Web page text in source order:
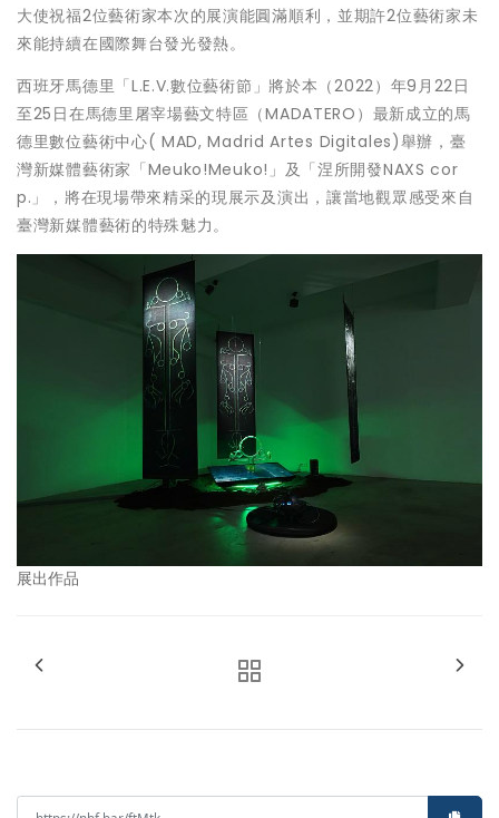
大使祝福2位藝術家本次的展演能圓滿順利，並期許2位藝術家未
來能持續在國際舞台發光發熱。
西班牙馬德里「L.E.V.數位藝術節」將於本（2022）年9月22日
至25日在馬德里屠宰場藝文特區（MADATERO）最新成立的馬
德里數位藝術中心( MAD, Madrid Artes Digitales)舉辦，臺
灣新媒體藝術家「Meuko!Meuko!」及「涅所開發NAXS cor
p.」，將在現場帶來精采的現展示及演出，讓當地觀眾感受來自
臺灣新媒體藝術的特殊魅力。
展出作品